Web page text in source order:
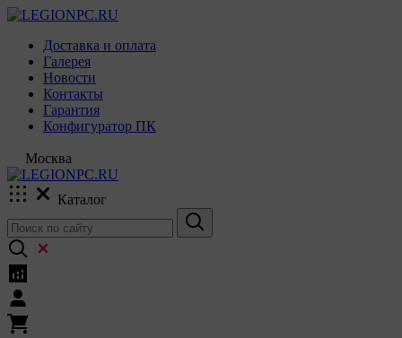
Доставка и оплата
Галерея
Новости
Контакты
Гарантия
Конфигуратор ПК
Москва
Каталог